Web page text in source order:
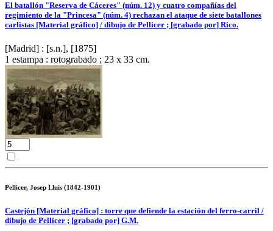
El batallón "Reserva de Cáceres" (núm. 12) y cuatro compañías del
regimiento de la "Princesa" (núm. 4) rechazan el ataque de siete batallones
carlistas [Material gráfico] / dibujo de Pellicer ; [grabado por] Rico.
[Madrid] : [s.n.], [1875]
1 estampa : rotograbado ; 23 x 33 cm.
Pellicer, Josep Lluis (1842-1901)
Castejón [Material gráfico] : torre que defiende la estación del ferro-carril /
dibujo de Pellicer ; [grabado por] G.M.